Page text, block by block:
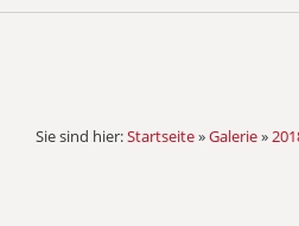
Sie sind hier:Startseite»Galerie»